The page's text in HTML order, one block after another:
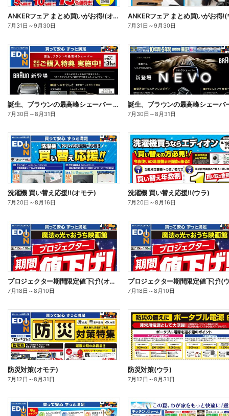
ANKERフェア まとめ買いがお得!(オモテ)
7月31日 ～9月30日 7月31日 ～9月30日
誕生、ブラウンの最高峰シェーバー 発売記念ご購入特典 実施中!(オモテ)
7月30日 ～8月31日 7月30日 ～8月31日
洗濯機 買い替え応援!!(オモテ)
7月20日 ～8月16日
洗濯機 買い替え応援!!(ウラ)
7月20日 ～8月16日
プロジェクター期間限定値下げ!(オモテ)
7月18日 ～8月10日
プロジェクター期間限定値下げ!(
7月18日 ～8月10日
防災対策(オモテ)
7月12日 ～8月31日
防災対策(ウラ)
7月12日 ～8月31日